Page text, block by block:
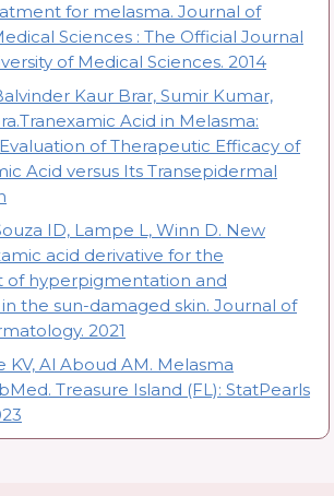
for melasma. Journal of
Sciences : The Official Journal
of Medical Sciences. 2014
Kaur Brar, Sumir Kumar,
Acid in Melasma:
of Therapeutic Efficacy of
Acid versus Its Transepidermal
ID, Lampe L, Winn D. New
acid derivative for the
hyperpigmentation and
the sun-damaged skin. Journal of
2021
KV, Al Aboud AM. Melasma
Treasure Island (FL): StatPearls